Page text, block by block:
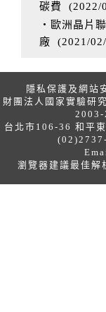
碳費
(2022/
‧歐洲晶片
廠 (2021/
隱私保護及網站
財團法人國家實驗研
台北市106-36 和平
瀏覽器建議最佳